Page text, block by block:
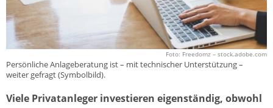
Foto: Freedomz – stock.adobe.com
Persönliche Anlageberatung ist – mit technischer Unterstützung –
weiter gefragt (Symbolbild).
Viele Privatanleger investieren eigenständig, obwohl